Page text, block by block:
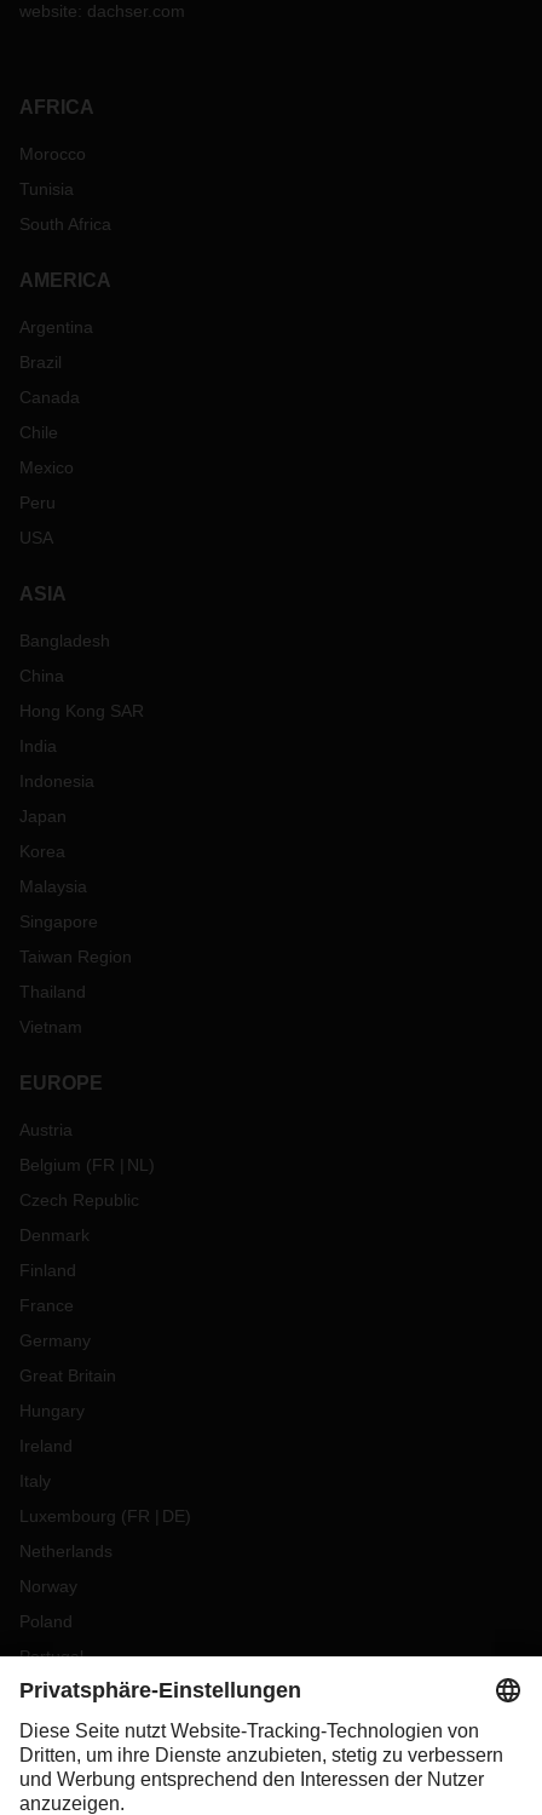
website: dachser.com
AFRICA
Morocco
Tunisia
South Africa
AMERICA
Argentina
Brazil
Canada
Chile
Mexico
Peru
USA
ASIA
Bangladesh
China
Hong Kong SAR
India
Indonesia
Japan
Korea
Malaysia
Singapore
Taiwan Region
Thailand
Vietnam
EUROPE
Austria
Belgium (FR NL )
Czech Republic
Denmark
Finland
France
Germany
Great Britain
Hungary
Ireland
Italy
Luxembourg (FR DE)
Netherlands
Norway
Poland
Portugal
Romania
Slovakia
Spain
Sweden